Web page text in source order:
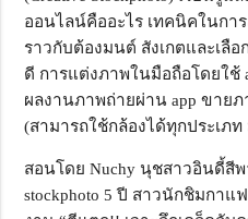
ออนไลน์คืออะไร เทคนิคในกา
ราวกับต้องมนต์ สังเกตและเลื
ดี การแต่งภาพในมือถือโดยใช้
ผลงานภาพถ่ายผ่าน app ขาย
(สามารถใช้กล้องได้ทุกประเภ
สอนโดย Nuchy นุชสาวอินดี้สี
stockphoto 5 ปี สาวนักชิมกา